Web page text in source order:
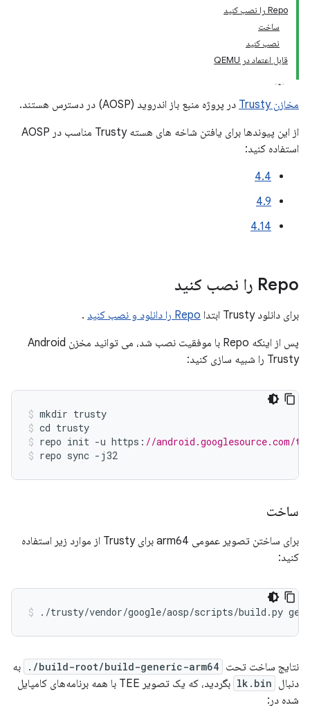
Repo را نصب کنید
ساخت
نصب کنید
قابل اعتماد در QEMU
مخازن Trusty
در پروژه منبع باز اندروید (AOSP) در دسترس هستند.
از این پیوندها برای یافتن شاخه های هسته Trusty مناسب در AOSP
استفاده کنید:
4.4
4.9
4.14
Repo را نصب کنید
برای دانلود Trusty ابتدا Repo را دانلود و نصب کنید
.
پس از اینکه Repo با موفقیت نصب شد، می توانید مخزن Android
Trusty را شبیه سازی کنید:
mkdir trusty
cd trusty
repo init -u https : //android.googlesource.com/
repo sync - j32
ساخت
برای ساختن تصویر عمومی arm64 برای Trusty از موارد زیر استفاده
کنید:
نتایج ساخت تحت build-root/build-generic-arm64/.
به
دنبال lk.bin
بگردید، که یک تصویر TEE با همه برنامه‌های کامپایل
شده در: